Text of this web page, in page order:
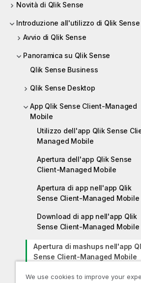
Novità di Qlik Sense
Introduzione all'utilizzo di Qlik Sense
Avvio di Qlik Sense
Panoramica su Qlik Sense
Qlik Sense Business
Qlik Sense Desktop
App Qlik Sense Client-Managed
Mobile
Utilizzo dell'app Qlik Sense
Managed Mobile
Apertura dell'app Qlik Sense
Client-Managed Mobile
Apertura di app nell'app Qlik
Sense Client-Managed Mobile
Download di app nell'app Qlik
Sense Client-Managed Mobile
Apertura di mashups nell'app
Sense Client-Managed Mobile
Creazione di collegamenti ai
We use cookies to improve your